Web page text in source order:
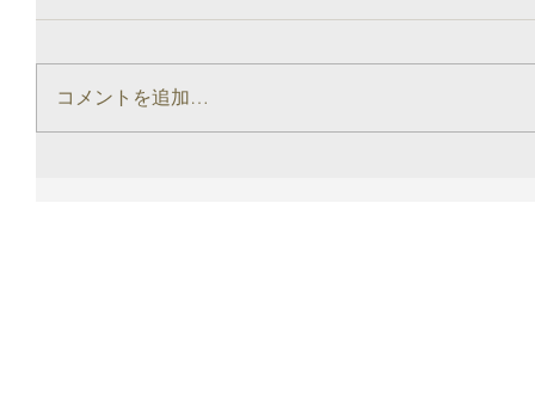
コメントを追加…